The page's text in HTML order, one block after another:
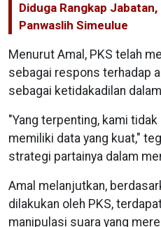
Diduga Rangkap
Panwaslih Simeulue
Menurut Amal, PKS telah
sebagai respons terhadap
sebagai ketidakadilan
"Yang terpenting, kami
memiliki data yang kuat,"
strategi partainya dalam
Amal melanjutkan,
dilakukan oleh PKS,
manipulasi suara yang